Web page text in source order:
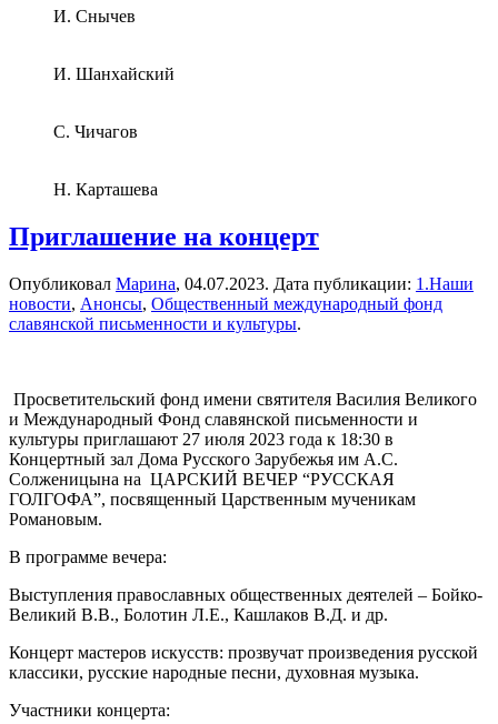
И. Снычев
И. Шанхайский
С. Чичагов
Н. Карташева
Приглашение на концерт
Опубликовал Марина, 04.07.2023. Дата публикации: 1.Наши
новости, Анонсы, Общественный международный фонд
славянской письменности и культуры.
Просветительский фонд имени святителя Василия Великого
и Международный Фонд славянской письменности и
культуры приглашают 27 июля 2023 года к 18:30 в
Концертный зал Дома Русского Зарубежья им А.С.
Солженицына на ЦАРСКИЙ ВЕЧЕР “РУССКАЯ
ГОЛГОФА”, посвященный Царственным мученикам
Романовым.
В программе вечера:
Выступления православных общественных деятелей – Бойко-
Великий В.В., Болотин Л.Е., Кашлаков В.Д. и др.
Концерт мастеров искусств: прозвучат произведения русской
классики, русские народные песни, духовная музыка.
Участники концерта: